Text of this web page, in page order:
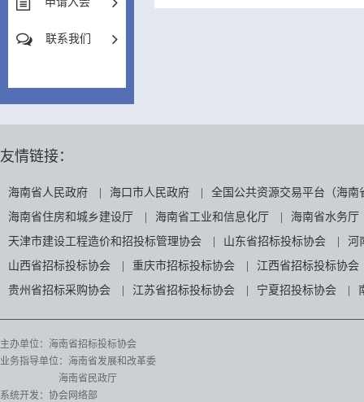
联系我们
友情链接：
海南省人民政府 海口市人民政府
全国公共资源交易平台（海南
海南省住房和城乡建设厅
海南省工业和信息化厅
海南省水务厅
天津市建设工程造价和招投标管理协会
山东省招标投标协会
河
山西省招标投标协会
重庆市招标投标协会
江西省招标投标协会
贵州省招标采购协会
江苏省招标投标协会 宁夏招投标协会
主办单位：海南省招标投标协会
业务指导单位：海南省发展和改革委
海南省民政厅
系统开发：协会网络部